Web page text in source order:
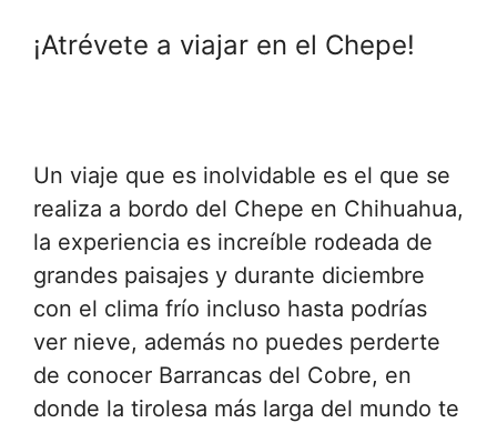
¡Atrévete a viajar en el Chepe!
Un viaje que es inolvidable es el que se
realiza a bordo del Chepe en Chihuahua,
la experiencia es increíble rodeada de
grandes paisajes y durante diciembre
con el clima frío incluso hasta podrías
ver nieve, además no puedes perderte
de conocer Barrancas del Cobre, en
donde la tirolesa más larga del mundo te